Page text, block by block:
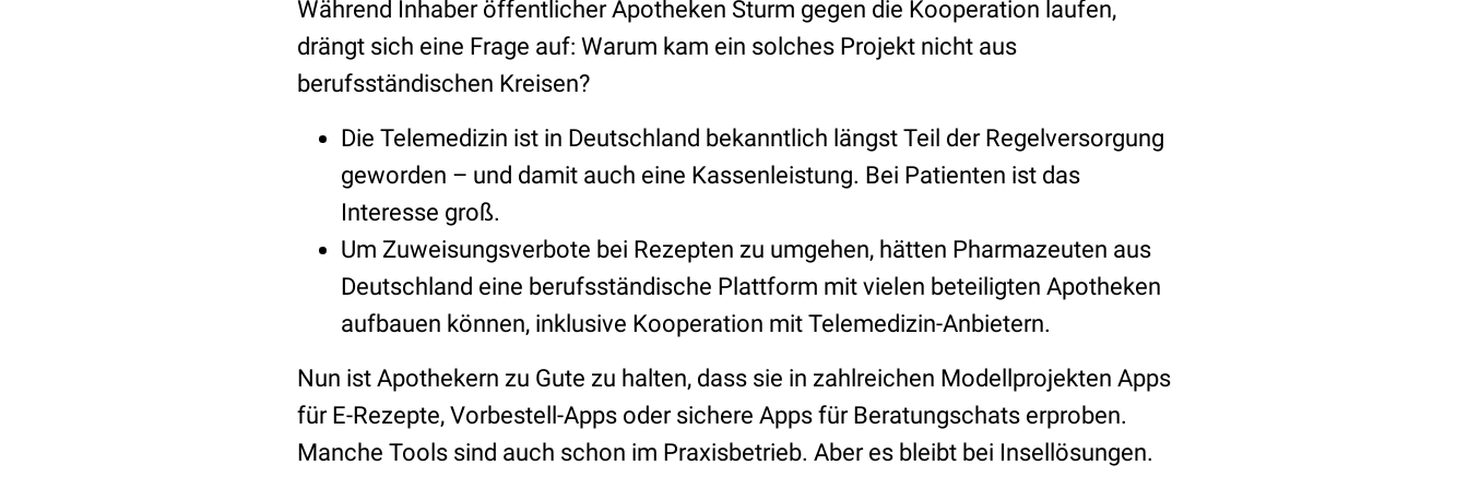
Während Inhaber öffentlicher Apotheken Sturm gegen die Kooperation laufen,
drängt sich eine Frage auf: Warum kam ein solches Projekt nicht aus
berufsständischen Kreisen?
Die Telemedizin ist in Deutschland bekanntlich längst Teil der Regelversorgung
geworden – und damit auch eine Kassenleistung. Bei Patienten ist das
Interesse groß.
Um Zuweisungsverbote bei Rezepten zu umgehen, hätten Pharmazeuten aus
Deutschland eine berufsständische Plattform mit vielen beteiligten Apotheken
aufbauen können, inklusive Kooperation mit Telemedizin-Anbietern.
Nun ist Apothekern zu Gute zu halten, dass sie in zahlreichen Modellprojekten Apps
für E-Rezepte, Vorbestell-Apps oder sichere Apps für Beratungschats erproben.
Manche Tools sind auch schon im Praxisbetrieb. Aber es bleibt bei Insellösungen.